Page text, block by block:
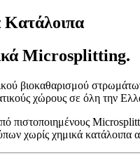
Κατάλοιπα
Microsplitting.
βιοκαθαρισμού
χώρους σε όλη την
πιστοποιημένους
χωρίς χημικά κατάλοιπα